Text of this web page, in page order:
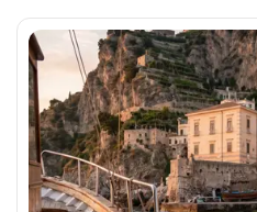
unvergessliche Kulisse für
Erleben Sie den Nervenkitzel
Flussströmungen,
Felsformationen und tauchen
Wildnis. Ob Sie nach
oder friedlichen
Alcantara-Schlucht
Erlebnis, das Sie mit der